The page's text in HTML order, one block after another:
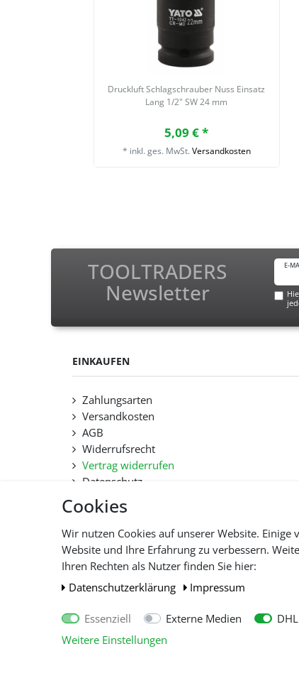
Cookies
Wir nutzen Cookies auf unserer Website.
Website und Ihre Erfahrung zu verbessern.
Ihren Rechten als Nutzer finden Sie hier:
Daten­schutz­erklärung
Impressum
Essenziell Externe Medien
Weitere Einstellungen
Druckluft Schlagschrauber Nuss Einsatz
Lang 1/2" SW 24 mm
5,09 € *
* inkl. ges. MwSt. Versandkosten
TOOLTRADERS
Newsletter
E-
EINKAUFEN
Zahlungsarten
Versandkosten
AGB
Widerrufsrecht
Vertrag widerrufen
Datenschutz
Hilfe
Lieferfristen und Lieferbeschränkung